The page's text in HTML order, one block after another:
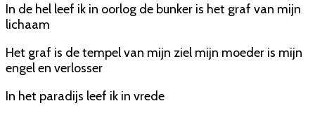
In de hel leef ik in oorlog de bunker is het graf van mijn
lichaam
Het graf is de tempel van mijn ziel mijn moeder is mijn
engel en verlosser
In het paradijs leef ik in vrede